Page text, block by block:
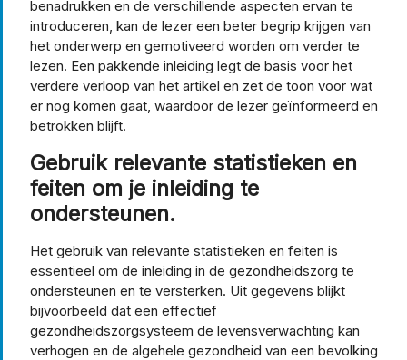
benadrukken en de verschillende aspecten ervan te
introduceren, kan de lezer een beter begrip krijgen van
het onderwerp en gemotiveerd worden om verder te
lezen. Een pakkende inleiding legt de basis voor het
verdere verloop van het artikel en zet de toon voor wat
er nog komen gaat, waardoor de lezer geïnformeerd en
betrokken blijft.
Gebruik relevante statistieken en
feiten om je inleiding te
ondersteunen.
Het gebruik van relevante statistieken en feiten is
essentieel om de inleiding in de gezondheidszorg te
ondersteunen en te versterken. Uit gegevens blijkt
bijvoorbeeld dat een effectief
gezondheidszorgsysteem de levensverwachting kan
verhogen en de algehele gezondheid van een bevolking